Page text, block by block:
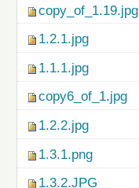
copy_of_1.19.jpg
1.2.1.jpg
1.1.1.jpg
copy6_of_1.jpg
1.2.2.jpg
1.3.1.png
1.3.2.JPG